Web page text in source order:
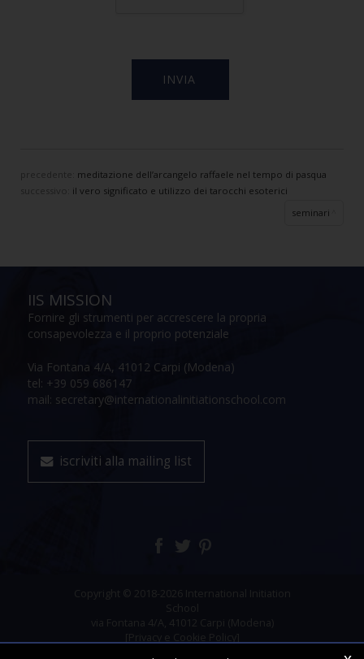
precedente: meditazione dell’arcangelo raffaele nel tempo di pasqua
il vero significato e utilizzo dei tarocchi esoterici
seminari
IIS MISSION
Fornire gli strumenti per accrescere la propria
consapevolezza e il proprio potenziale
Via Fontana 4/A, 41012 Carpi (Modena)
tel: +39 059 686147
mail: secretary@internationalinitiationschool.com
iscriviti alla mailing list
Copyright © 2018-2026 International Initiation
School
via Fontana 4/A, 41012 Carpi (Modena)
[Privacy e Cookie Policy]